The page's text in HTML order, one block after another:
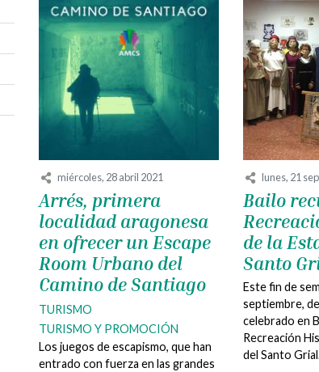
miércoles, 28 abril 2021
Arrés, primera
localidad aragonesa
en ofrecer un Escape
Room Urbano del
Camino de Santiago
TURISMO
TURISMO Y PROMOCIÓN
Los juegos de escapismo, que han
entrado con fuerza en las grandes
lunes, 21
Bailo
de la
Santo
Este fin de
septiembre,
celebrado en
Recreación
del Santo